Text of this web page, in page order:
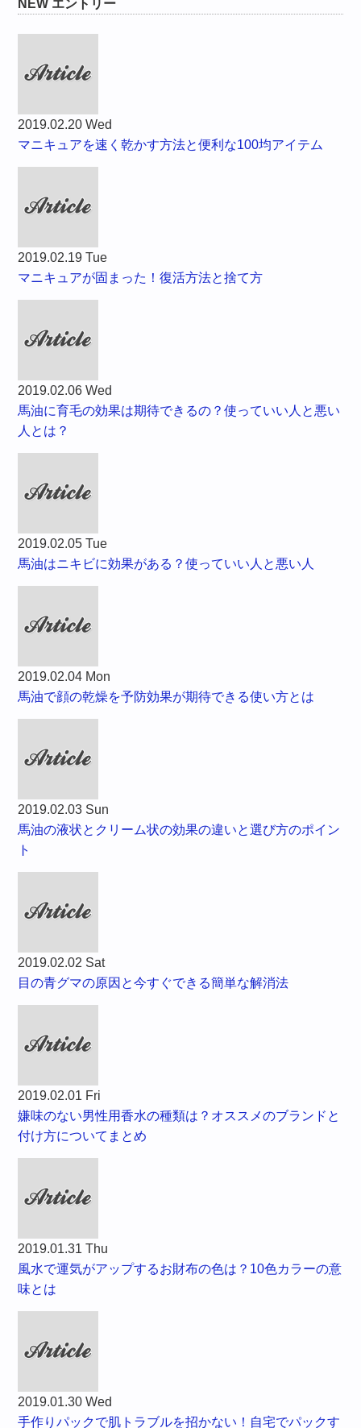
NEW エントリー
2019.02.20 Wed
マニキュアを速く乾かす方法と便利な100均アイテム
2019.02.19 Tue
マニキュアが固まった！復活方法と捨て方
2019.02.06 Wed
馬油に育毛の効果は期待できるの？使っていい人と悪い
人とは？
2019.02.05 Tue
馬油はニキビに効果がある？使っていい人と悪い人
2019.02.04 Mon
馬油で顔の乾燥を予防効果が期待できる使い方とは
2019.02.03 Sun
馬油の液状とクリーム状の効果の違いと選び方のポイン
ト
2019.02.02 Sat
目の青グマの原因と今すぐできる簡単な解消法
2019.02.01 Fri
嫌味のない男性用香水の種類は？オススメのブランドと
付け方についてまとめ
2019.01.31 Thu
風水で運気がアップするお財布の色は？10色カラーの意
味とは
2019.01.30 Wed
手作りパックで肌トラブルを招かない！自宅でパックす